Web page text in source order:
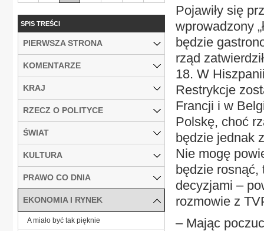
Pojawiły się
wprowadzony
będzie
rząd
18. W
Restrykcje
Francji i w
Polskę, choć
będzie jednak
Nie mogę
będzie rosnąć,
decyzjami –
rozmowie z
– Mając
SPIS TREŚCI
PIERWSZA STRONA
KOMENTARZE
KRAJ
RZECZ O POLITYCE
ŚWIAT
KULTURA
PRAWO CO DNIA
EKONOMIA I RYNEK
A miało być tak pięknie